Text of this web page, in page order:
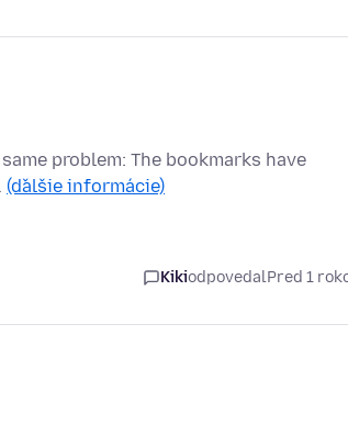
problem: The bookmarks have
(ďalšie informácie)
KikiodpovedalPred 1